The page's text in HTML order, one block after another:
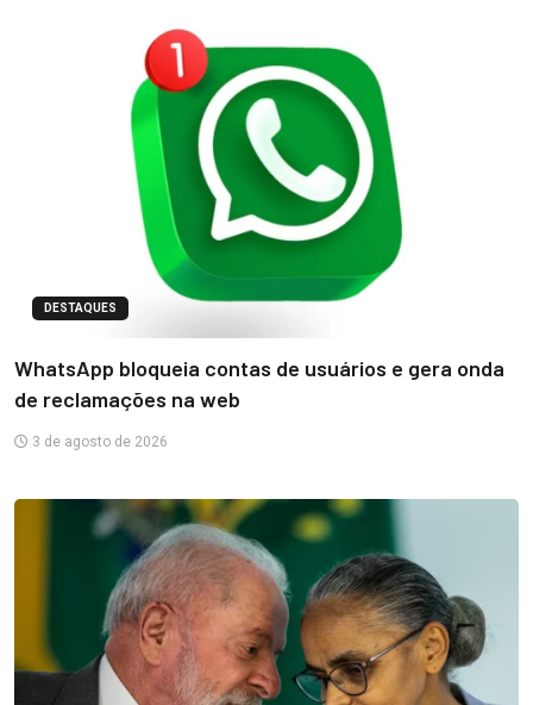
DESTAQUES
WhatsApp bloqueia contas de usuários e gera onda
de reclamações na web
3 de agosto de 2026